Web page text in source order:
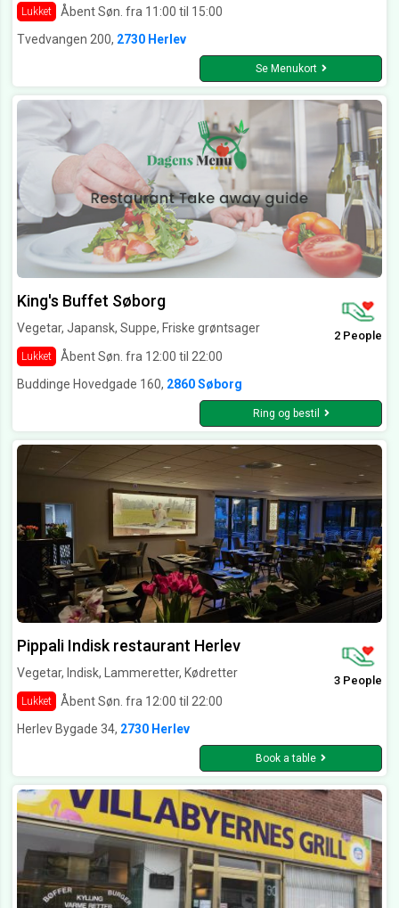
Lukket Åbent Søn. fra 11:00 til 15:00
Tvedvangen 200, 2730 Herlev
Se Menukort
King's Buffet Søborg
Vegetar, Japansk, Suppe, Friske grøntsager
Lukket Åbent Søn. fra 12:00 til 22:00
2 People
Buddinge Hovedgade 160, 2860 Søborg
Ring og bestil
Pippali Indisk restaurant Herlev
Vegetar, Indisk, Lammeretter, Kødretter
Lukket Åbent Søn. fra 12:00 til 22:00
3 People
Herlev Bygade 34, 2730 Herlev
Book a table